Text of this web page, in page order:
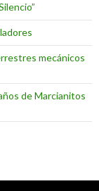
mecánicos
de Marcianitos